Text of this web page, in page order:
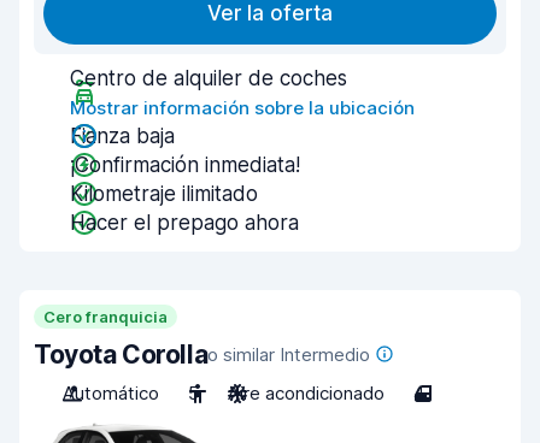
Ver la oferta
Centro de alquiler de coches
Mostrar información sobre la ubicación
Fianza baja
¡Confirmación inmediata!
Kilometraje ilimitado
Hacer el prepago ahora
Cero franquicia
Toyota Corollao similar Intermedio
Automático
5 Aire acondicionado 4